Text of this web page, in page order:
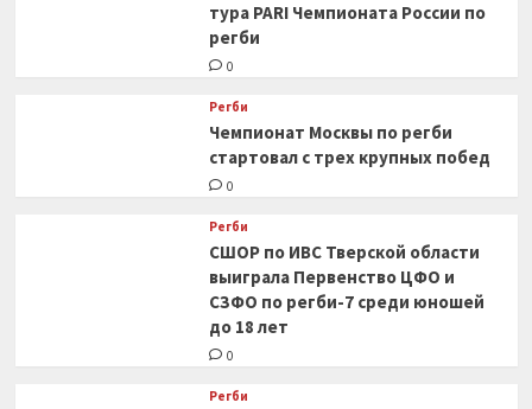
тура PARI Чемпионата России по
регби
0
Регби
Чемпионат Москвы по регби
стартовал с трех крупных побед
0
Регби
СШОР по ИВС Тверской области
выиграла Первенство ЦФО и
СЗФО по регби-7 среди юношей
до 18 лет
0
Регби